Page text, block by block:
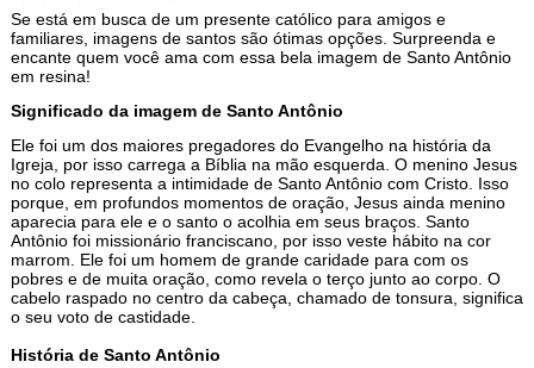
Se está em busca de um presente católico para amigos e
familiares, imagens de santos são ótimas opções. Surpreenda e
encante quem você ama com essa bela imagem de Santo Antônio
em resina!
Significado da imagem de Santo Antônio
Ele foi um dos maiores pregadores do Evangelho na história da
Igreja, por isso carrega a Bíblia na mão esquerda. O menino Jesus
no colo representa a intimidade de Santo Antônio com Cristo. Isso
porque, em profundos momentos de oração, Jesus ainda menino
aparecia para ele e o santo o acolhia em seus braços. Santo
Antônio foi missionário franciscano, por isso veste hábito na cor
marrom. Ele foi um homem de grande caridade para com os
pobres e de muita oração, como revela o terço junto ao corpo. O
cabelo raspado no centro da cabeça, chamado de tonsura, significa
o seu voto de castidade.
História de Santo Antônio